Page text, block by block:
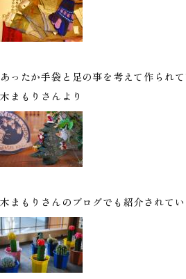
あったか手袋と足の事を考えて作られ
木まもりさんより
木まもりさんのブログでも紹介されてい